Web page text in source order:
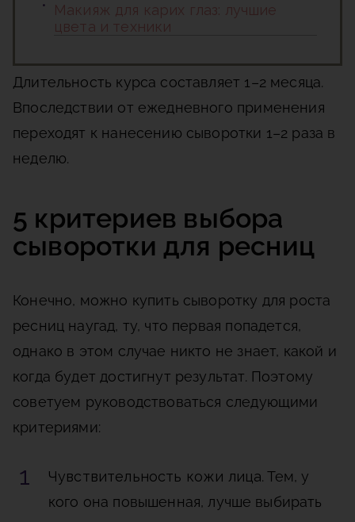
Макияж для карих глаз: лучшие
цвета и техники
Длительность курса составляет 1–2 месяца.
Впоследствии от ежедневного применения
переходят к нанесению сыворотки 1–2 раза в
неделю.
5 критериев выбора
сыворотки для ресниц
Конечно, можно купить сыворотку для роста
ресниц наугад, ту, что первая попадется,
однако в этом случае никто не знает, какой и
когда будет достигнут результат. Поэтому
советуем руководствоваться следующими
критериями:
Чувствительность кожи лица. Тем, у
кого она повышенная, лучше выбирать